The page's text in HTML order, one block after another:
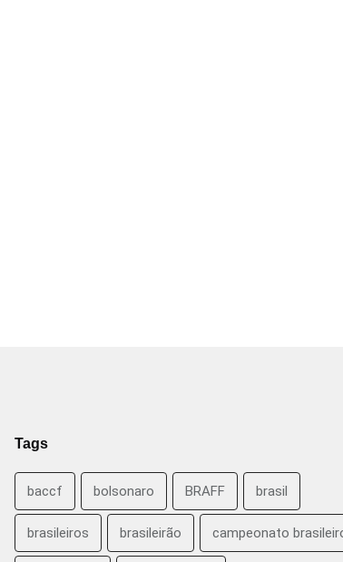
Tags
baccf bolsonaro BRAFF brasil
brasileiros brasileirão campeonato